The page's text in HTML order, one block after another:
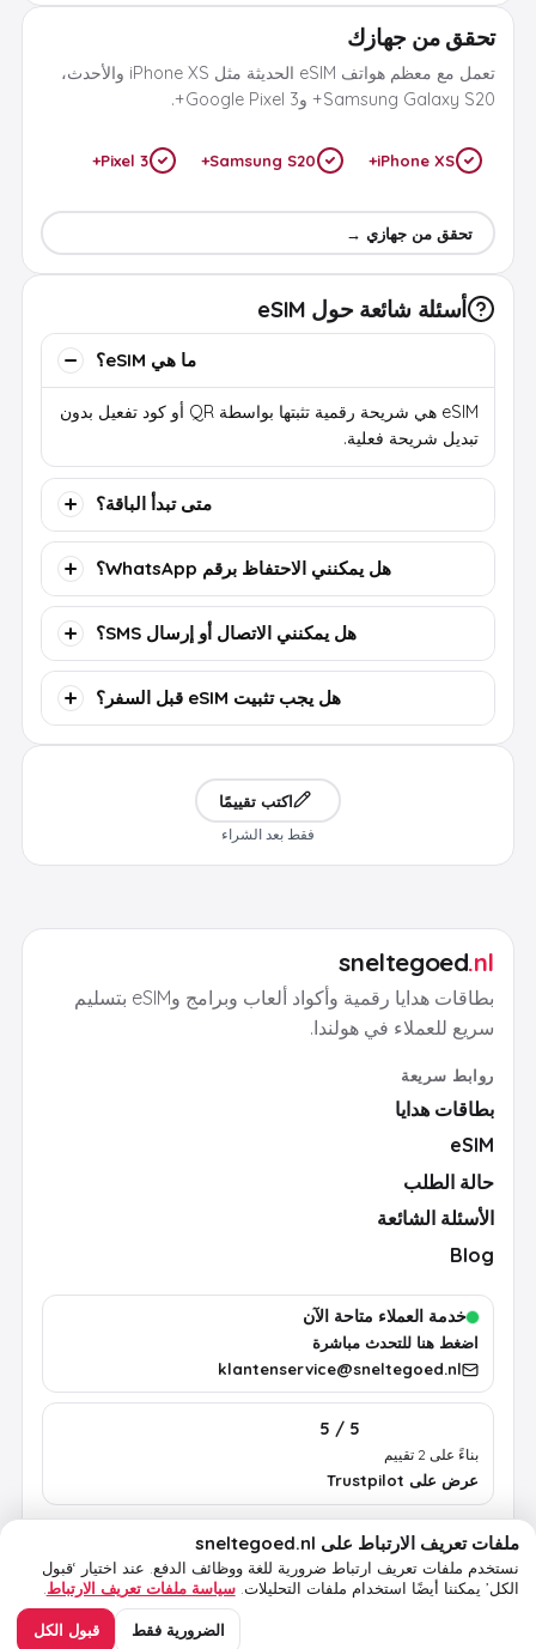
تحقق من جهازك
تعمل مع معظم هواتف eSIM الحديثة مثل iPhone XS والأحدث،
Samsung Galaxy S20+ وGoogle Pixel 3+.
iPhone XS+
Samsung S20+
Pixel 3+
تحقق من جهازي →
أسئلة شائعة حول eSIM
ما هي eSIM؟
eSIM هي شريحة رقمية تثبتها بواسطة QR أو كود تفعيل بدون
تبديل شريحة فعلية.
متى تبدأ الباقة؟
هل يمكنني الاحتفاظ برقم WhatsApp؟
هل يمكنني الاتصال أو إرسال SMS؟
هل يجب تثبيت eSIM قبل السفر؟
اكتب تقييمًا
فقط بعد الشراء
sneltegoed.nl
بطاقات هدايا رقمية وأكواد ألعاب وبرامج وeSIM بتسليم
سريع للعملاء في هولندا.
روابط سريعة
بطاقات هدايا
eSIM
حالة الطلب
الأسئلة الشائعة
Blog
خدمة العملاء متاحة الآن
اضغط هنا للتحدث مباشرة
klantenservice@sneltegoed.nl
5 / 5
بناءً على 2 تقييم
عرض على Trustpilot
الشروطالخصوصيةسياسة ملفات تعريف الارتباطملفات تعريف الارتباط على sneltegoed.nl
نستخدم ملفات تعريف ارتباط ضرورية للغة ووظائف الدفع. عند اختيار ‘قبول
الكل’ يمكننا أيضًا استخدام ملفات التحليلات. سياسة ملفات تعريف الارتباط
الضرورية فقط قبول الكل